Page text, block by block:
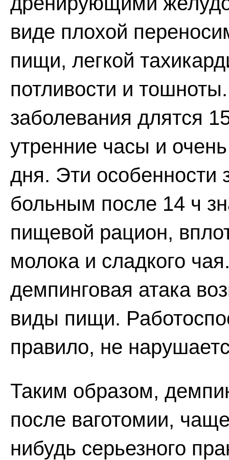
виде плохой
пищи, легкой
потливости и
заболевания длятся
утренние часы и
дня. Эти особенности
больным после 14 ч
пищевой рацион,
молока и сладкого
демпинговая атака
виды пищи.
правило, не
Таким образом,
после ваготомии,
нибудь серьезного